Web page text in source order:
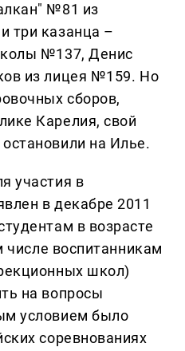
№81 из
три казанца –
№137, Денис
из лицея №159. Но
сборов,
Карелия, свой
на Илье.
участия в
в декабре 2011
в возрасте
числе воспитанникам
школ)
на вопросы
условием было
соревнованиях